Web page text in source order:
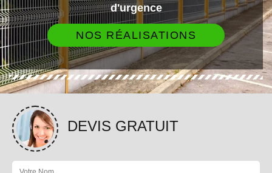
d'urgence
NOS RÉALISATIONS
DEVIS GRATUIT